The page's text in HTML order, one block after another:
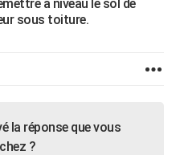
a niveau le sol de
sous toiture.
la réponse que vous
?